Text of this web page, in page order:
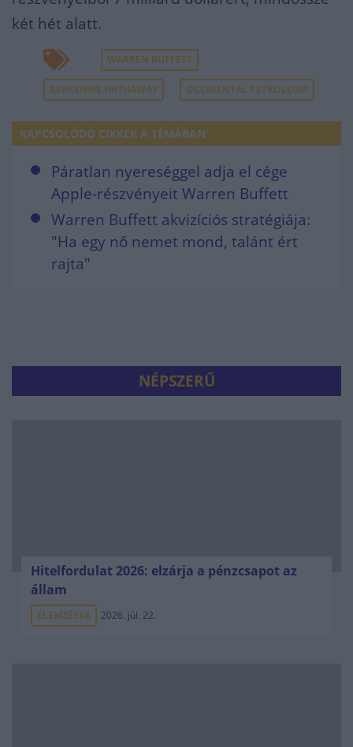
két hét alatt.
WARREN BUFFETT
BERKSHIRE HATHAWAY OCCIDENTAL PETROLEUM
KAPCSOLÓDÓ CIKKEK A TÉMÁBAN
Páratlan nyereséggel adja el cége
Apple-részvényeit Warren Buffett
Warren Buffett akvizíciós stratégiája:
"Ha egy nő nemet mond, talánt ért
rajta"
NÉPSZERŰ
Hitelfordulat 2026: elzárja a pénzcsapot az
állam
ELEMZÉSEK 2026. júl. 22.